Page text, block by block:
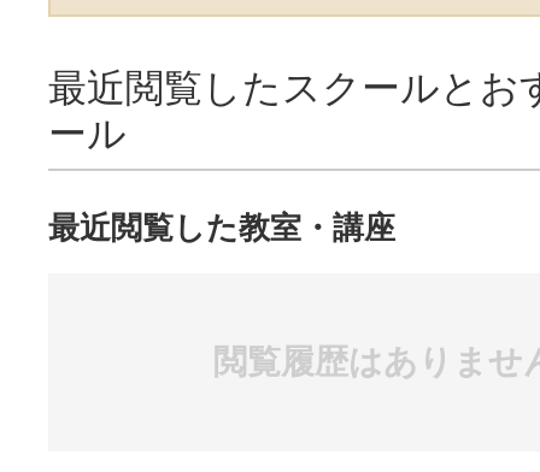
最近閲覧したスクールとお
ール
最近閲覧した教室・講座
閲覧履歴はありませ